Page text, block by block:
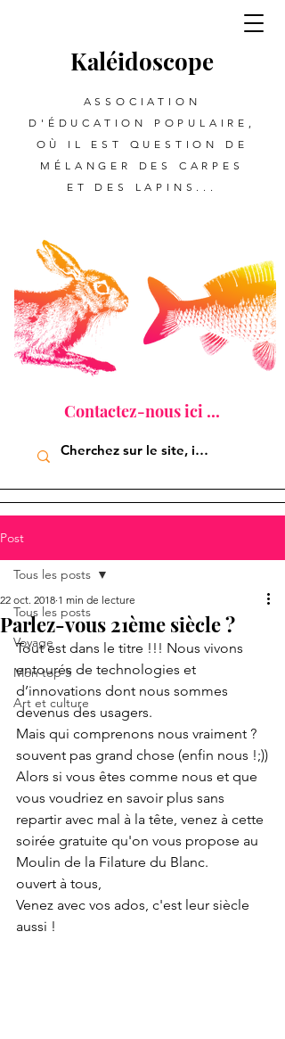
Kaléidoscope
ASSOCIATION
D'ÉDUCATION POPULAIRE,
OÙ IL EST QUESTION DE
MÉLANGER DES CARPES
ET DES LAPINS...
Contactez-nous ici ...
Post
Tous les posts
Voyage
Mon top 5
Art et culture
Tous les posts
Parlez-vous 21ème siècle ?
22 oct. 2018 1 min de lecture
Tout est dans le titre !!! Nous vivons
entourés de technologies et
d’innovations dont nous sommes
devenus des usagers.
Mais qui comprenons nous vraiment ?
souvent pas grand chose (enfin nous !;))
Alors si vous êtes comme nous et que
vous voudriez en savoir plus sans
repartir avec mal à la tête, venez à cette
soirée gratuite qu'on vous propose au
Moulin de la Filature du Blanc.
ouvert à tous,
Venez avec vos ados, c'est leur siècle
aussi !